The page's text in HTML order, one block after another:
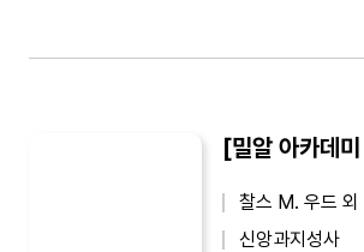
찰스 M. 우드 외
신앙과지성사